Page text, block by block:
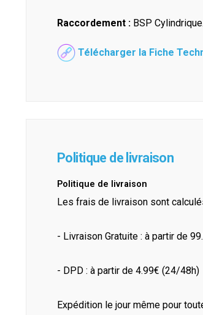
Raccordement : BSP Cylindrique.
Télécharger la Fiche
Politique de livraison
Politique de livraison
Les frais de livraison sont
- Livraison Gratuite : à partir de
- DPD : à partir de 4.99€ (24/48h)
Expédition le jour même pour